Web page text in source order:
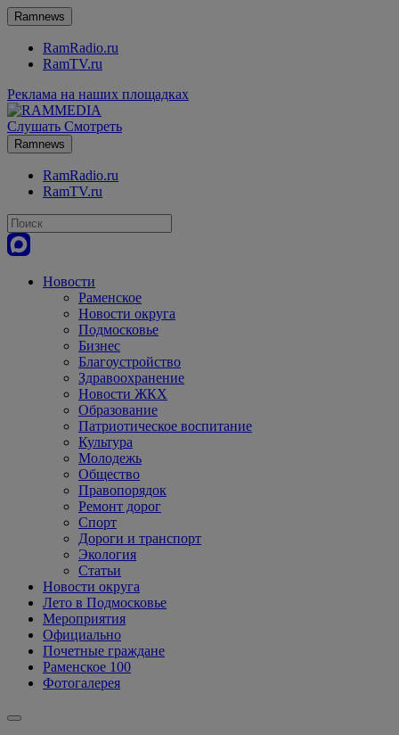
Ramnews
RamRadio.ru
RamTV.ru
Реклама на наших площадках
Слушать Смотреть
Ramnews
RamRadio.ru
RamTV.ru
Новости
Раменское
Новости округа
Подмосковье
Бизнес
Благоустройство
Здравоохранение
Новости ЖКХ
Образование
Патриотическое воспитание
Культура
Молодежь
Общество
Правопорядок
Ремонт дорог
Спорт
Дороги и транспорт
Экология
Статьи
Новости округа
Лето в Подмосковье
Мероприятия
Официально
Почетные граждане
Раменское 100
Фотогалерея